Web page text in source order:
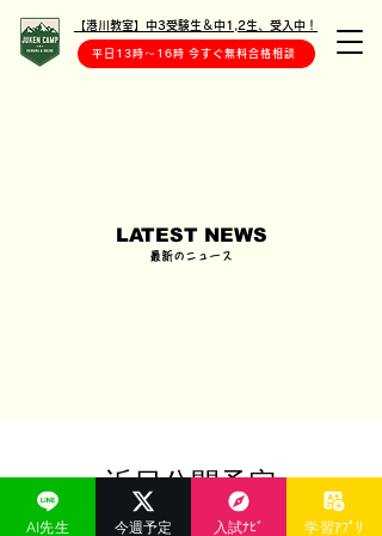
平日13時〜16時 今すぐ無料合格相談
【港川教室】中3受験生＆中1,2生、受入中！
LATEST NEWS
最新のニュース
近日公開予定
AI先生 今週予定 入試ﾅﾋﾞ 学習ｱﾌﾟﾘ